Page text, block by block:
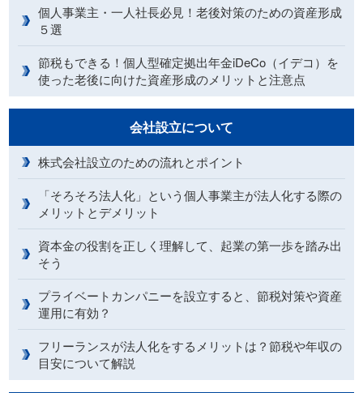
個人事業主・一人社長必見！老後対策のための資産形成
５選
節税もできる！個人型確定拠出年金iDeCo（イデコ）を
使った老後に向けた資産形成のメリットと注意点
会社設立について
株式会社設立のための流れとポイント
「そろそろ法人化」という個人事業主が法人化する際の
メリットとデメリット
資本金の役割を正しく理解して、起業の第一歩を踏み出
そう
プライベートカンパニーを設立すると、節税対策や資産
運用に有効？
フリーランスが法人化をするメリットは？節税や年収の
目安について解説